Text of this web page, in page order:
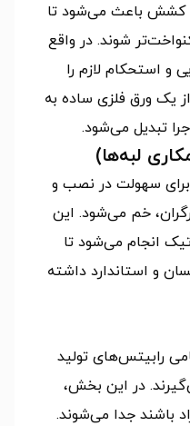
باعث می‌شود تا
شوند. در واقع
و استحکام لازم را
یک ورق فلزی ساده به
تبدیل می‌شود.
لبه‌ها)
برای سهولت در نصب و
خم می‌شود. این
انجام می‌شود تا
و استاندارد داشته
رابیتس‌های تولید
در این بخش،
باشند جدا می‌شوند.